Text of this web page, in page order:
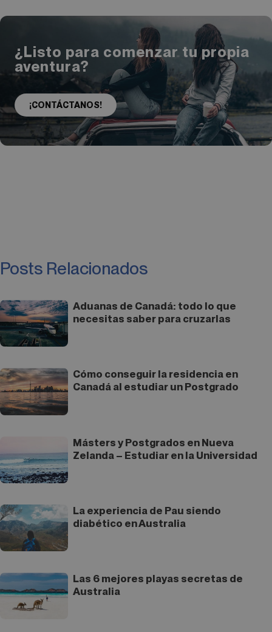
¿Listo para comenzar tu propia
aventura?
¡CONTÁCTANOS!
Posts Relacionados
Aduanas de Canadá: todo lo que
necesitas saber para cruzarlas
Cómo conseguir la residencia en
Canadá al estudiar un Postgrado
Másters y Postgrados en Nueva
Zelanda – Estudiar en la Universidad
La experiencia de Pau siendo
diabético en Australia
Las 6 mejores playas secretas de
Australia